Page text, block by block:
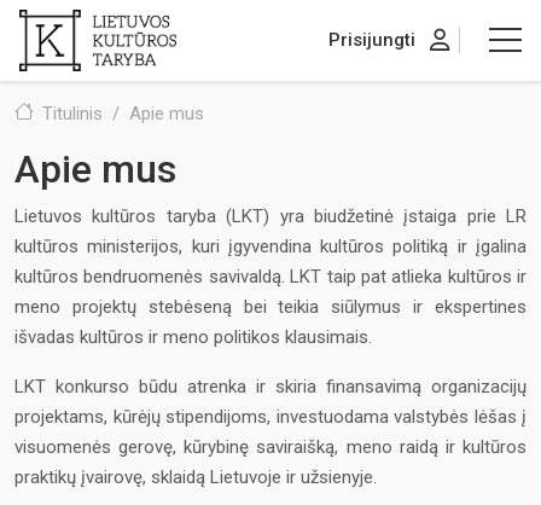
Prisijungti
Titulinis Apie mus
Apie mus
Lietuvos kultūros taryba (LKT) yra biudžetinė įstaiga prie LR
kultūros ministerijos, kuri įgyvendina kultūros politiką ir įgalina
kultūros bendruomenės savivaldą. LKT taip pat atlieka kultūros ir
meno projektų stebėseną bei teikia siūlymus ir ekspertines
išvadas kultūros ir meno politikos klausimais.
LKT konkurso būdu atrenka ir skiria finansavimą organizacijų
projektams, kūrėjų stipendijoms, investuodama valstybės lėšas į
visuomenės gerovę, kūrybinę saviraišką, meno raidą ir kultūros
praktikų įvairovę, sklaidą Lietuvoje ir užsienyje.